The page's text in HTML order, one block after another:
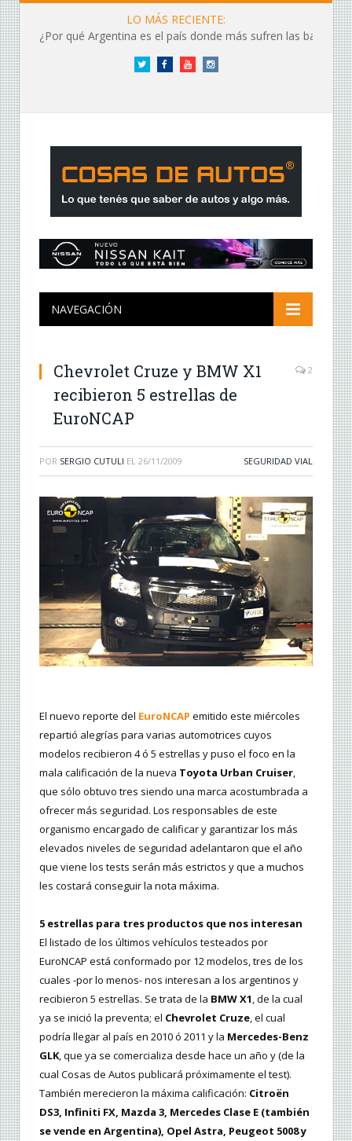
LO MÁS RECIENTE:
¿Por qué Argentina es el país donde más sufren las baterías?
Twitter FacebookYouTubeInstagram
NAVEGACIÓN
Chevrolet Cruze y BMW X1
recibieron 5 estrellas de
EuroNCAP
2
POR SERGIO CUTULI EL 26/11/2009 SEGURIDAD VIAL
El nuevo reporte del EuroNCAP emitido este miércoles
repartió alegrías para varias automotrices cuyos
modelos recibieron 4 ó 5 estrellas y puso el foco en la
mala calificación de la nueva Toyota Urban Cruiser,
que sólo obtuvo tres siendo una marca acostumbrada a
ofrecer más seguridad. Los responsables de este
organismo encargado de calificar y garantizar los más
elevados niveles de seguridad adelantaron que el año
que viene los tests serán más estrictos y que a muchos
les costará conseguir la nota máxima.
5 estrellas para tres productos que nos interesan
El listado de los últimos vehículos testeados por
EuroNCAP está conformado por 12 modelos, tres de los
cuales -por lo menos- nos interesan a los argentinos y
recibieron 5 estrellas. Se trata de la BMW X1, de la cual
ya se inició la preventa; el Chevrolet Cruze, el cual
podría llegar al país en 2010 ó 2011 y la Mercedes-Benz
GLK, que ya se comercializa desde hace un año y (de la
cual Cosas de Autos publicará próximamente el test).
También merecieron la máxima calificación: Citroën
DS3, Infiniti FX, Mazda 3, Mercedes Clase E (también
se vende en Argentina), Opel Astra, Peugeot 5008 y